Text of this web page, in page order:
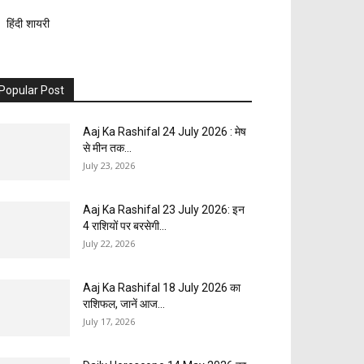
हिंदी शायरी
Post
Aaj Ka Rashifal 24 July 2026 : मेष
से मीन तक...
July 23, 2026
Aaj Ka Rashifal 23 July 2026: इन
4 राशियों पर बरसेगी...
July 22, 2026
Aaj Ka Rashifal 18 July 2026 का
राशिफल, जानें आज...
July 17, 2026